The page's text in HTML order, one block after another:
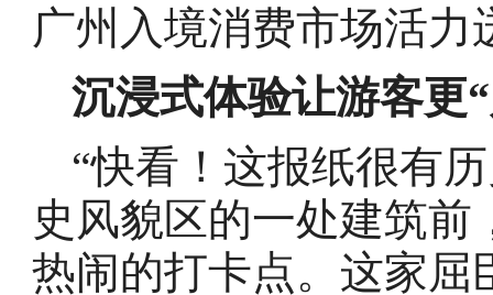
广州入境消费市场活力
沉浸式体验让游客更
“快看！这报纸很有
史风貌区的一处建筑
热闹的打卡点。这家屈